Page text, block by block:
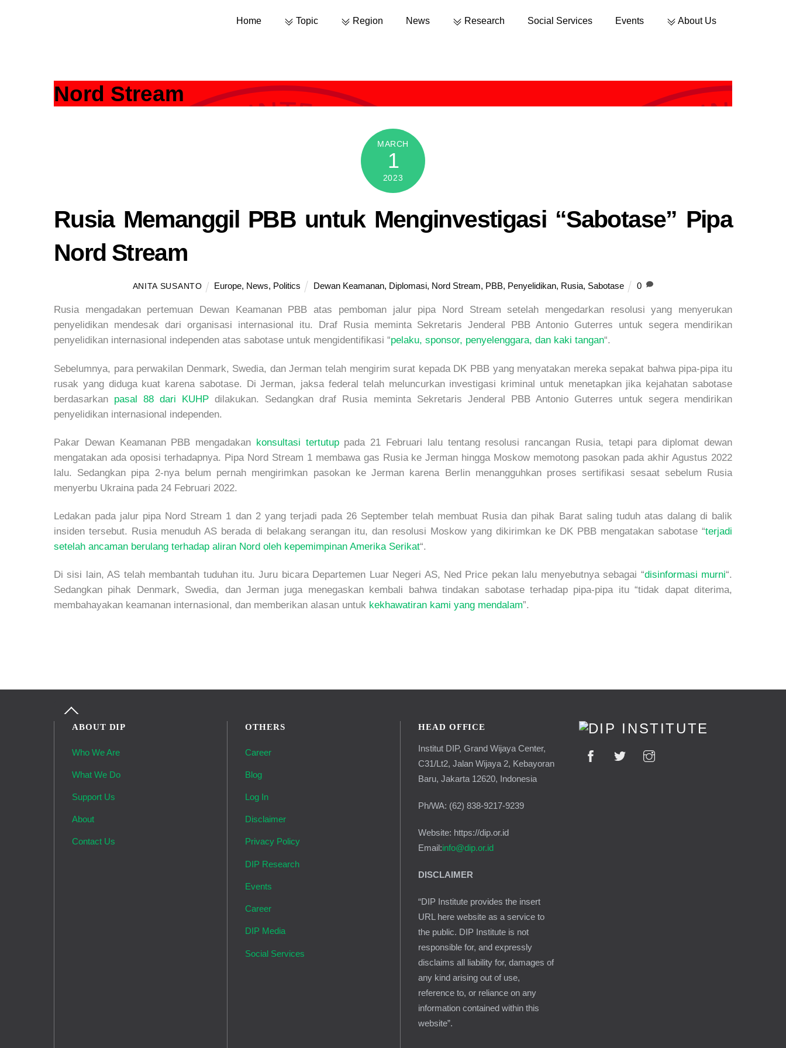
Home Topic Region News Research Social Services Events About Us
Nord Stream
MARCH
1
2023
Rusia Memanggil PBB untuk Menginvestigasi “Sabotase” Pipa
Nord Stream
ANITA SUSANTO Europe, News, Politics Dewan Keamanan, Diplomasi, Nord Stream, PBB, Penyelidikan, Rusia, Sabotase 0
Rusia mengadakan pertemuan Dewan Keamanan PBB atas pemboman jalur pipa Nord Stream setelah mengedarkan resolusi yang menyerukan
penyelidikan mendesak dari organisasi internasional itu. Draf Rusia meminta Sekretaris Jenderal PBB Antonio Guterres untuk segera mendirikan
penyelidikan internasional independen atas sabotase untuk mengidentifikasi “pelaku, sponsor, penyelenggara, dan kaki tangan“.
Sebelumnya, para perwakilan Denmark, Swedia, dan Jerman telah mengirim surat kepada DK PBB yang menyatakan mereka sepakat bahwa pipa-pipa itu
rusak yang diduga kuat karena sabotase. Di Jerman, jaksa federal telah meluncurkan investigasi kriminal untuk menetapkan jika kejahatan sabotase
berdasarkan pasal 88 dari KUHP dilakukan. Sedangkan draf Rusia meminta Sekretaris Jenderal PBB Antonio Guterres untuk segera mendirikan
penyelidikan internasional independen.
Pakar Dewan Keamanan PBB mengadakan konsultasi tertutuppada 21 Februari lalu tentang resolusi rancangan Rusia, tetapi para diplomat dewan
mengatakan ada oposisi terhadapnya. Pipa Nord Stream 1 membawa gas Rusia ke Jerman hingga Moskow memotong pasokan pada akhir Agustus 2022
lalu. Sedangkan pipa 2-nya belum pernah mengirimkan pasokan ke Jerman karena Berlin menangguhkan proses sertifikasi sesaat sebelum Rusia
menyerbu Ukraina pada 24 Februari 2022.
Ledakan pada jalur pipa Nord Stream 1 dan 2 yang terjadi pada 26 September telah membuat Rusia dan pihak Barat saling tuduh atas dalang di balik
insiden tersebut. Rusia menuduh AS berada di belakang serangan itu, dan resolusi Moskow yang dikirimkan ke DK PBB mengatakan sabotase “terjadi
setelah ancaman berulang terhadap aliran Nord oleh kepemimpinan Amerika Serikat“.
Di sisi lain, AS telah membantah tuduhan itu. Juru bicara Departemen Luar Negeri AS, Ned Price pekan lalu menyebutnya sebagai “disinformasi murni“.
Sedangkan pihak Denmark, Swedia, dan Jerman juga menegaskan kembali bahwa tindakan sabotase terhadap pipa-pipa itu “tidak dapat diterima,
membahayakan keamanan internasional, dan memberikan alasan untuk kekhawatiran kami yang mendalam”.
Back
Top
ABOUT DIP
Who We Are
What We Do
Support Us
About
Contact Us
OTHERS
Career
Blog
Log In
Disclaimer
Privacy Policy
DIP Research
Events
Career
DIP Media
Social Services
HEAD OFFICE
Institut DIP, Grand Wijaya Center,
C31/Lt2, Jalan Wijaya 2, Kebayoran
Baru, Jakarta 12620, Indonesia
Ph/WA: (62) 838-9217-9239
Website: https://dip.or.id
Email:info@dip.or.id
DISCLAIMER
“DIP Institute provides the insert
URL here website as a service to
the public. DIP Institute is not
responsible for, and expressly
disclaims all liability for, damages of
any kind arising out of use,
reference to, or reliance on any
information contained within this
website”.